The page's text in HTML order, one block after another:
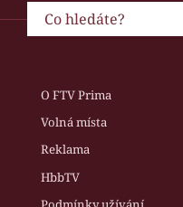
O FTV Prima
Volná místa
Reklama
HbbTV